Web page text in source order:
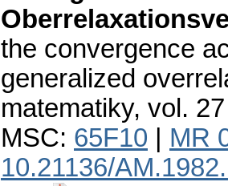
the convergence
generalized
matematiky, vol.
MSC: 65F10
MR
10.21136/